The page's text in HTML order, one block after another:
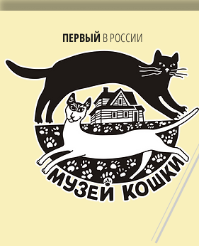
ПЕРВЫЙ В РОССИИ